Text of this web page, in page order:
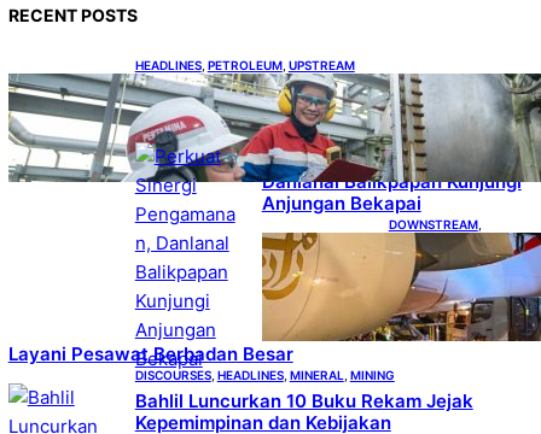
RECENT POSTS
HEADLINES, PETROLEUM, UPSTREAM
Terapkan Recompletion, Gas Sales
Pertamina EP Limau Melonjak
HEADLINES, PETROLEUM , UPSTREAM
Perkuat Sinergi Pengamanan,
Danlanal Balikpapan Kunjungi
Anjungan Bekapai
DOWNSTREAM
HEADLINES
PETROLEUM
Emirates A380,
Bukti Kesiapan
Pertamina
Layani Pesawat Berbadan Besar
DISCOURSES, HEADLINES, MINERAL MINING
Bahlil Luncurkan 10 Buku Rekam Jejak
Kepemimpinan dan Kebijakan